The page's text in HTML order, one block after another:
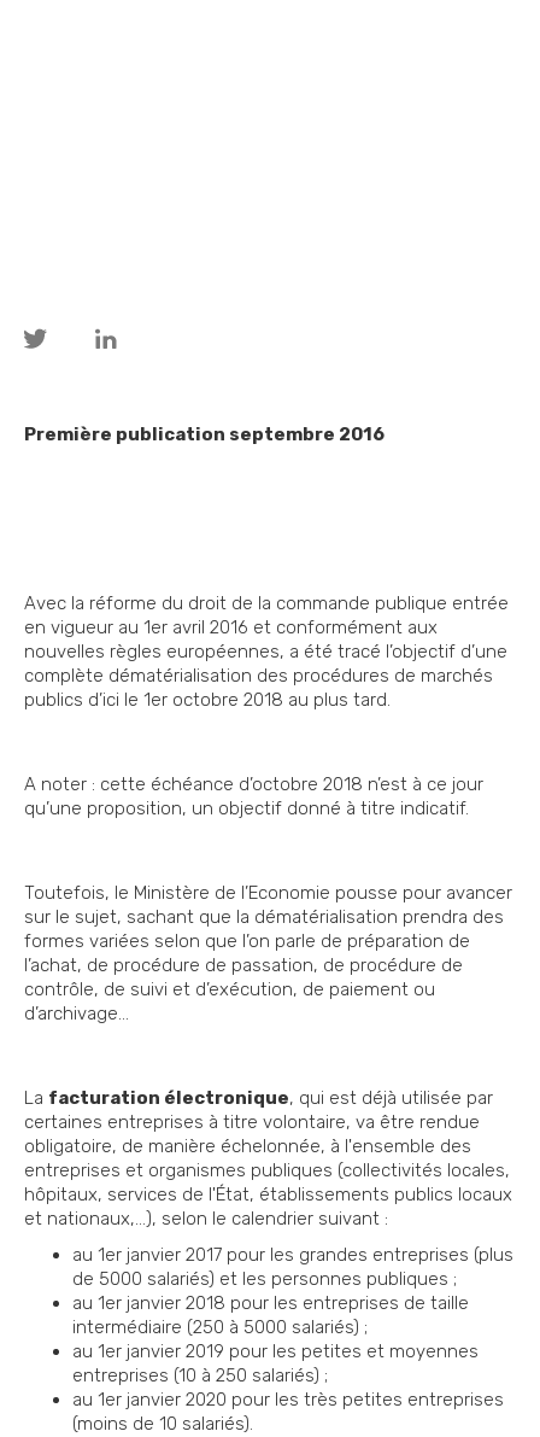
Première publication septembre 2016
Avec la réforme du droit de la commande publique entrée
en vigueur au 1er avril 2016 et conformément aux
nouvelles règles européennes, a été tracé l’objectif d’une
complète dématérialisation des procédures de marchés
publics d’ici le 1er octobre 2018 au plus tard.
A noter : cette échéance d’octobre 2018 n’est à ce jour
qu’une proposition, un objectif donné à titre indicatif.
Toutefois, le Ministère de l’Economie pousse pour avancer
sur le sujet, sachant que la dématérialisation prendra des
formes variées selon que l’on parle de préparation de
l’achat, de procédure de passation, de procédure de
contrôle, de suivi et d’exécution, de paiement ou
d’archivage…
La facturation électronique, qui est déjà utilisée par
certaines entreprises à titre volontaire, va être rendue
obligatoire, de manière échelonnée, à l'ensemble des
entreprises et organismes publiques (collectivités locales,
hôpitaux, services de l'État, établissements publics locaux
et nationaux,…), selon le calendrier suivant :
au 1er janvier 2017 pour les grandes entreprises (plus
de 5000 salariés) et les personnes publiques ;
au 1er janvier 2018 pour les entreprises de taille
intermédiaire (250 à 5000 salariés) ;
au 1er janvier 2019 pour les petites et moyennes
entreprises (10 à 250 salariés) ;
au 1er janvier 2020 pour les très petites entreprises
(moins de 10 salariés).